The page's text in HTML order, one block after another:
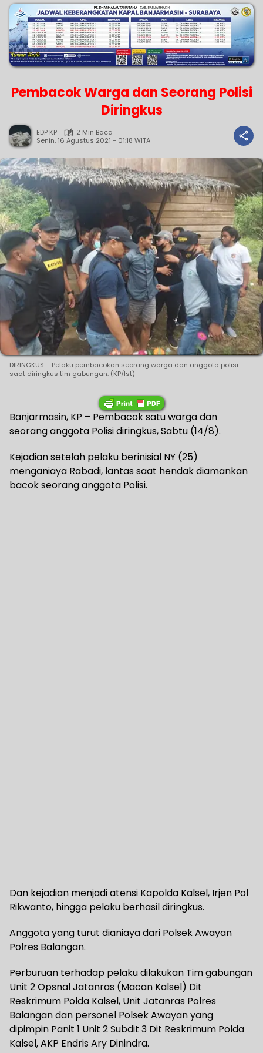
Pembacok Warga dan Seorang Polisi
Diringkus
EDP KP
2 Min Baca
Senin, 16 Agustus 2021 - 01:18 WITA
DIRINGKUS – Pelaku pembacokan seorang warga dan anggota polisi
saat diringkus tim gabungan. (KP/Ist)
Banjarmasin, KP – Pembacok satu warga dan
seorang anggota Polisi diringkus, Sabtu (14/8).
Kejadian setelah pelaku berinisial NY (25)
menganiaya Rabadi, lantas saat hendak diamankan
bacok seorang anggota Polisi.
Dan kejadian menjadi atensi Kapolda Kalsel, Irjen Pol
Rikwanto, hingga pelaku berhasil diringkus.
Anggota yang turut dianiaya dari Polsek Awayan
Polres Balangan.
Perburuan terhadap pelaku dilakukan Tim gabungan
Unit 2 Opsnal Jatanras (Macan Kalsel) Dit
Reskrimum Polda Kalsel, Unit Jatanras Polres
Balangan dan personel Polsek Awayan yang
dipimpin Panit 1 Unit 2 Subdit 3 Dit Reskrimum Polda
Kalsel, AKP Endris Ary Dinindra.